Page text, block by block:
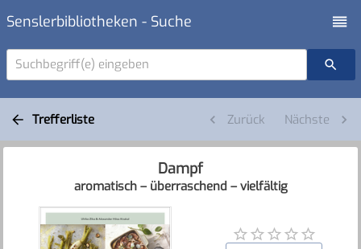
Senslerbibliotheken - Suche
Suchbegriff(e) eingeben
Trefferliste Zurück Nächste
Dampf
aromatisch – überraschend – vielfältig